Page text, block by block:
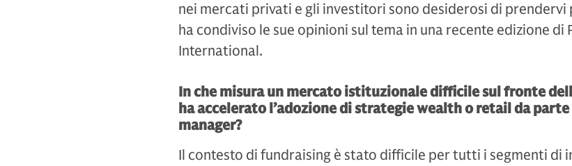
nei mercati privati e gli investitori sono desiderosi di prendervi
ha condiviso le sue opinioni sul tema in una recente edizione di
International.
In che misura un mercato istituzionale difficile sul fronte
ha accelerato l’adozione di strategie wealth o retail da parte
manager?
Il contesto di fundraising è stato difficile per tutti i segmenti di